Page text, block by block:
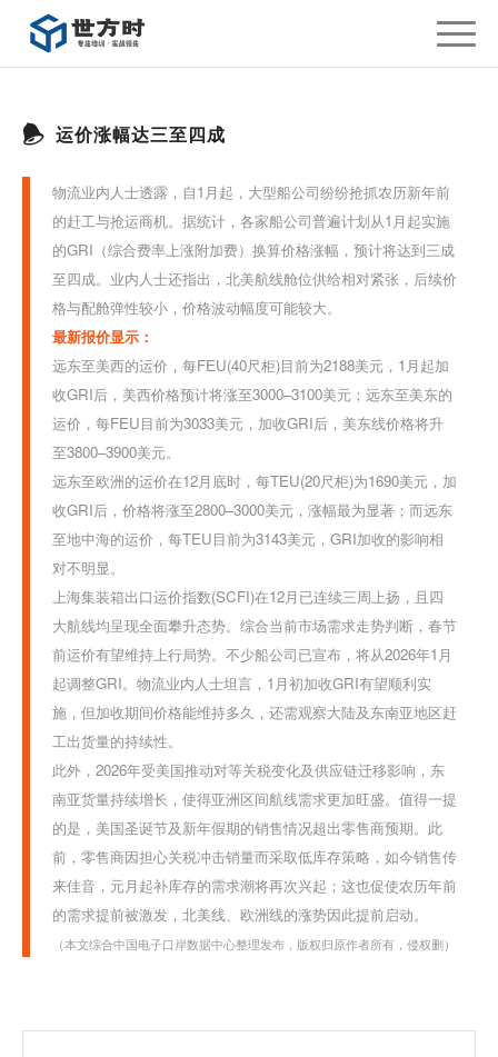
运价涨幅达三至四成
物流业内人士透露，自1月起，大型船公司纷纷抢抓农历新年前
的赶工与抢运商机。据统计，各家船公司普遍计划从1月起实施
的GRI（综合费率上涨附加费）换算价格涨幅，预计将达到三成
至四成。业内人士还指出，北美航线舱位供给相对紧张，后续价
格与配舱弹性较小，价格波动幅度可能较大。
最新报价显示：
远东至美西的运价，每FEU(40尺柜)目前为2188美元，1月起加
收GRI后，美西价格预计将涨至3000–3100美元； 远东至美东的
运价，每FEU目前为3033美元，加收GRI后，美东线价格将升
至3800–3900美元。
远东至欧洲的运价在12月底时，每TEU(20尺柜)为1690美元，加
收GRI后，价格将涨至2800–3000美元，涨幅最为显著； 而远东
至地中海的运价，每TEU目前为3143美元，GRI加收的影响相
对不明显。
上海集装箱出口运价指数(SCFI)在12月已连续三周上扬，且四
大航线均呈现全面攀升态势。综合当前市场需求走势判断，春节
前运价有望维持上行局势。不少船公司已宣布，将从2026年1月
起调整GRI。 物流业内人士坦言，1月初加收GRI有望顺利实
施，但加收期间价格能维持多久，还需观察大陆及东南亚地区赶
工出货量的持续性。
此外，2026年受美国推动对等关税变化及供应链迁移影响，东
南亚货量持续增长，使得亚洲区间航线需求更加旺盛。 值得一提
的是，美国圣诞节及新年假期的销售情况超出零售商预期。此
前，零售商因担心关税冲击销量而采取低库存策略，如今销售传
来佳音，元月起补库存的需求潮将再次兴起；这也促使农历年前
的需求提前被激发，北美线、欧洲线的涨势因此提前启动。
（本文综合中国电子口岸数据中心整理发布，版权归原作者所有，侵权删）